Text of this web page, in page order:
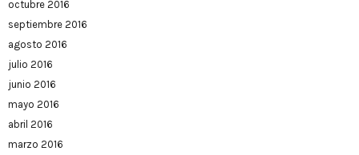
octubre 2016
septiembre 2016
agosto 2016
julio 2016
junio 2016
mayo 2016
abril 2016
marzo 2016